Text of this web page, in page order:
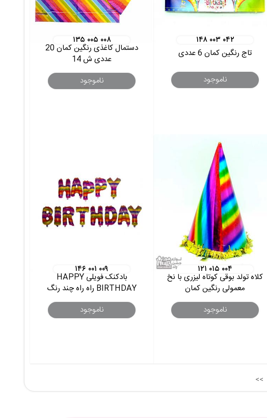
۱۴۸ ۰۰۳ ۰۴۲
تاج رنگین کمان 6 عددی
ناموجود
۱۳۵ ۰۰۵ ۰۰۸
دستمال کاغذی رنگین کمان 20
عددی ش 14
ناموجود
۱۲۱ ۰۱۵ ۰۰۴
کلاه تولد بوقی کوتاه لیزری با نخ
معمولی رنگین کمان
ناموجود
۱۴۶ ۰۰۱ ۰۰۹
بادکنک فویلی HAPPY
BIRTHDAY راه راه چند رنگ
ناموجود
<<